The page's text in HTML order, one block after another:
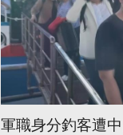
軍職身分釣客遭